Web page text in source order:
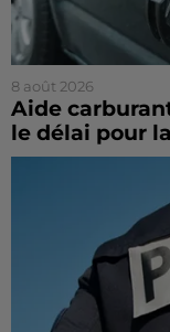
8 août 2026
Aide
le délai pour